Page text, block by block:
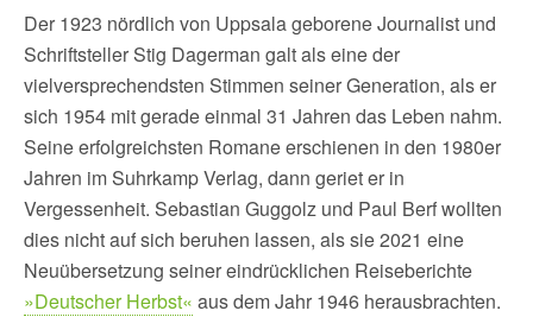
Der 1923 nördlich von Uppsala geborene Journalist und
Schriftsteller Stig Dagerman galt als eine der
vielversprechendsten Stimmen seiner Generation, als er
sich 1954 mit gerade einmal 31 Jahren das Leben nahm.
Seine erfolgreichsten Romane erschienen in den 1980er
Jahren im Suhrkamp Verlag, dann geriet er in
Vergessenheit. Sebastian Guggolz und Paul Berf wollten
dies nicht auf sich beruhen lassen, als sie 2021 eine
Neuübersetzung seiner eindrücklichen Reiseberichte
»Deutscher Herbst« aus dem Jahr 1946 herausbrachten.